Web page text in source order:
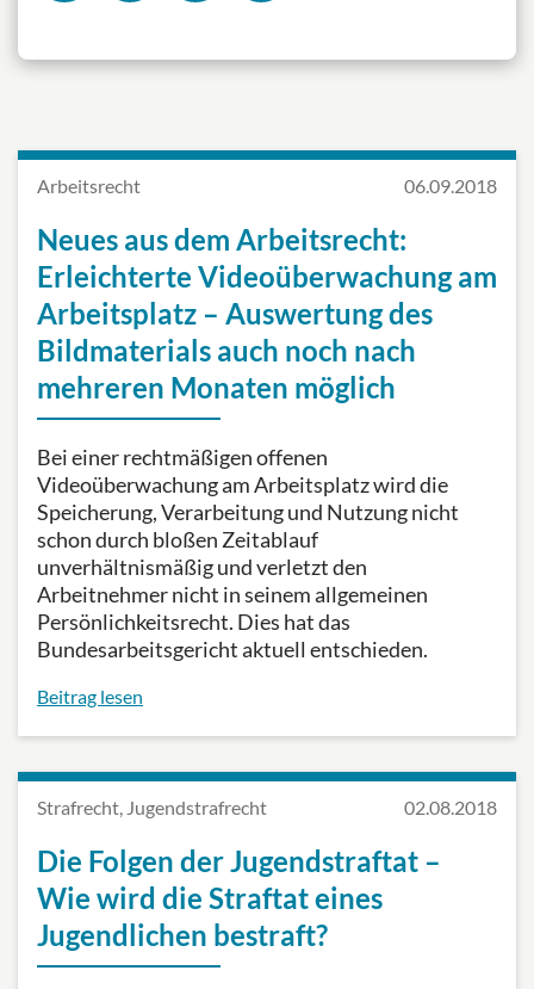
Arbeitsrecht 06.09.2018
Neues aus dem Arbeitsrecht:
Erleichterte Videoüberwachung am
Arbeitsplatz – Auswertung des
Bildmaterials auch noch nach
mehreren Monaten möglich
Bei einer rechtmäßigen offenen
Videoüberwachung am Arbeitsplatz wird die
Speicherung, Verarbeitung und Nutzung nicht
schon durch bloßen Zeitablauf
unverhältnismäßig und verletzt den
Arbeitnehmer nicht in seinem allgemeinen
Persönlichkeitsrecht. Dies hat das
Bundesarbeitsgericht aktuell entschieden.
Beitrag lesen
Strafrecht, Jugendstrafrecht 02.08.2018
Die Folgen der Jugendstraftat –
Wie wird die Straftat eines
Jugendlichen bestraft?